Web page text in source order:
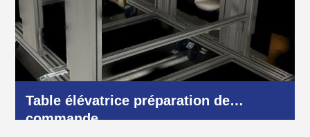
Table élévatrice préparation de
commande